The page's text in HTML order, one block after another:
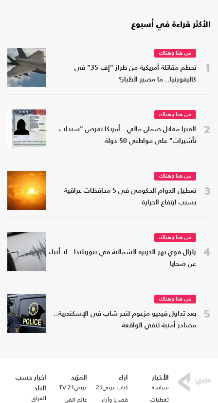
الأكثر قراءة في أسبوع
1
من هنا وهناك
تحطم مقاتلة أمريكية من طراز "إف-35" في
كاليفورنيا.. ما مصير الطيار؟
2
من هنا وهناك
الفيزا مقابل ضمان مالي.. أمريكا تفرض "سندات
تأشيرات" على مواطني 50 دولة
3
من هنا وهناك
تعطيل الدوام الحكومي في 5 محافظات عراقية
بسبب ارتفاع الحرارة
4
من هنا وهناك
زلزال قوي يهز الجزيرة الشمالية في نيوزيلندا.. لا أنباء
عن ضحايا
5
من هنا وهناك
بعد تداول فيديو مزعوم لنحر شاب في الإسكندرية..
مصادر أمنية تنفي الواقعة
الأخبار
سياسة
تغطيات
آراء
كتاب عربي21
قضايا وآراء
المزيد
عربي21 TV
عالم الفن
أخبار حسب
البلد
العراق